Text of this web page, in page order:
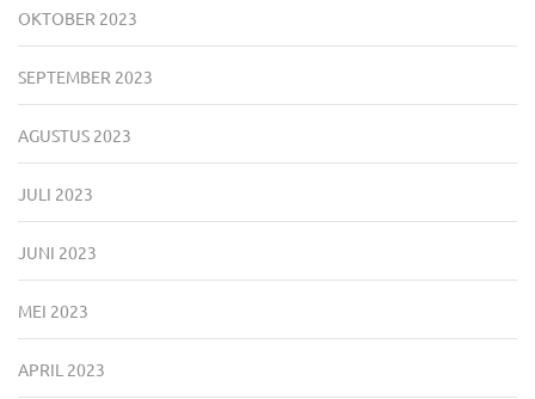
OKTOBER 2023
SEPTEMBER 2023
AGUSTUS 2023
JULI 2023
JUNI 2023
MEI 2023
APRIL 2023